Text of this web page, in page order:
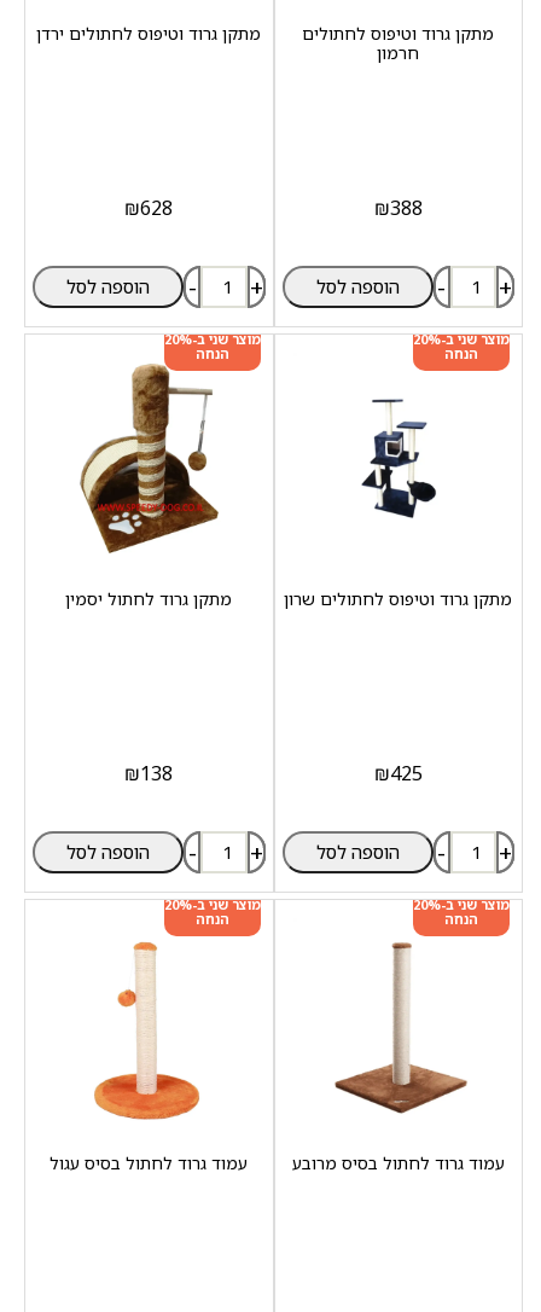
מתקן גרוד וטיפוס לחתולים
חרמון
₪388
- + הוספה לסל
מתקן גרוד וטיפוס לחתולים ירדן
₪628
- + הוספה לסל
מוצר שני ב-20%
הנחה
מתקן גרוד וטיפוס לחתולים שרון
₪425
- + הוספה לסל
מוצר שני ב-20%
הנחה
מתקן גרוד לחתול יסמין
₪138
- + הוספה לסל
מוצר שני ב-20%
הנחה
עמוד גרוד לחתול בסיס מרובע
מוצר שני ב-20%
הנחה
עמוד גרוד לחתול בסיס עגול